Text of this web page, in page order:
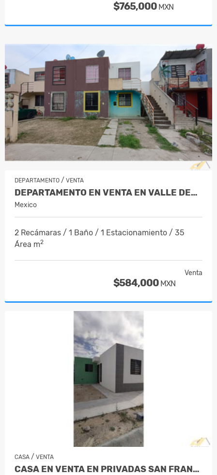
$765,000 MXN
DEPARTAMENTO / VENTA
DEPARTAMENTO EN VENTA EN VALLE DEL RO…
Mexico
2 Recámaras / 1 Baño / 1 Estacionamiento / 35
Área m2
Venta
$584,000 MXN
CASA / VENTA
CASA EN VENTA EN PRIVADAS SAN FRANCIS…